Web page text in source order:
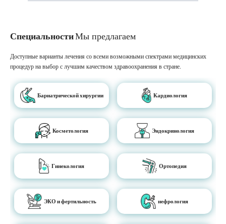
СпециальностиМы предлагаем
Доступные варианты лечения со всеми возможными спектрами медицинских
процедур на выбор с лучшим качеством здравоохранения в стране.
Бариатрической хирургии Кардиология
Косметология Эндокринология
Гинекология Ортопедия
ЭКО и фертильность нефрология